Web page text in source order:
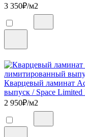
3 350₽/м2
Кварцевый ламинат
выпуск / Space
2 950₽/м2